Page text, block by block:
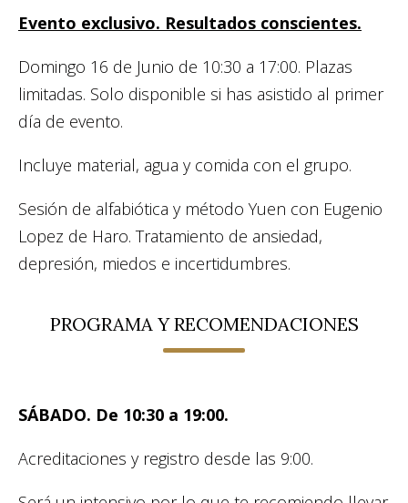
Evento exclusivo. Resultados conscientes.
Domingo 16 de Junio de 10:30 a 17:00. Plazas
limitadas. Solo disponible si has asistido al primer
día de evento.
Incluye material, agua y comida con el grupo.
Sesión de alfabiótica y método Yuen con Eugenio
Lopez de Haro. Tratamiento de ansiedad,
depresión, miedos e incertidumbres.
PROGRAMA Y RECOMENDACIONES
SÁBADO. De 10:30 a 19:00.
Acreditaciones y registro desde las 9:00.